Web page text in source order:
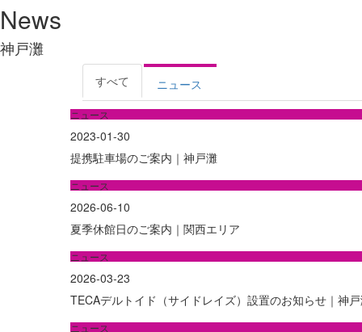
News
神戸灘
すべて ニュース
ニュース
2023-01-30
提携駐車場のご案内｜神戸灘
ニュース
2026-06-10
夏季休館日のご案内｜関西エリア
ニュース
2026-03-23
TECAデルトイド（サイドレイズ）設置のお知らせ｜神
ニュース